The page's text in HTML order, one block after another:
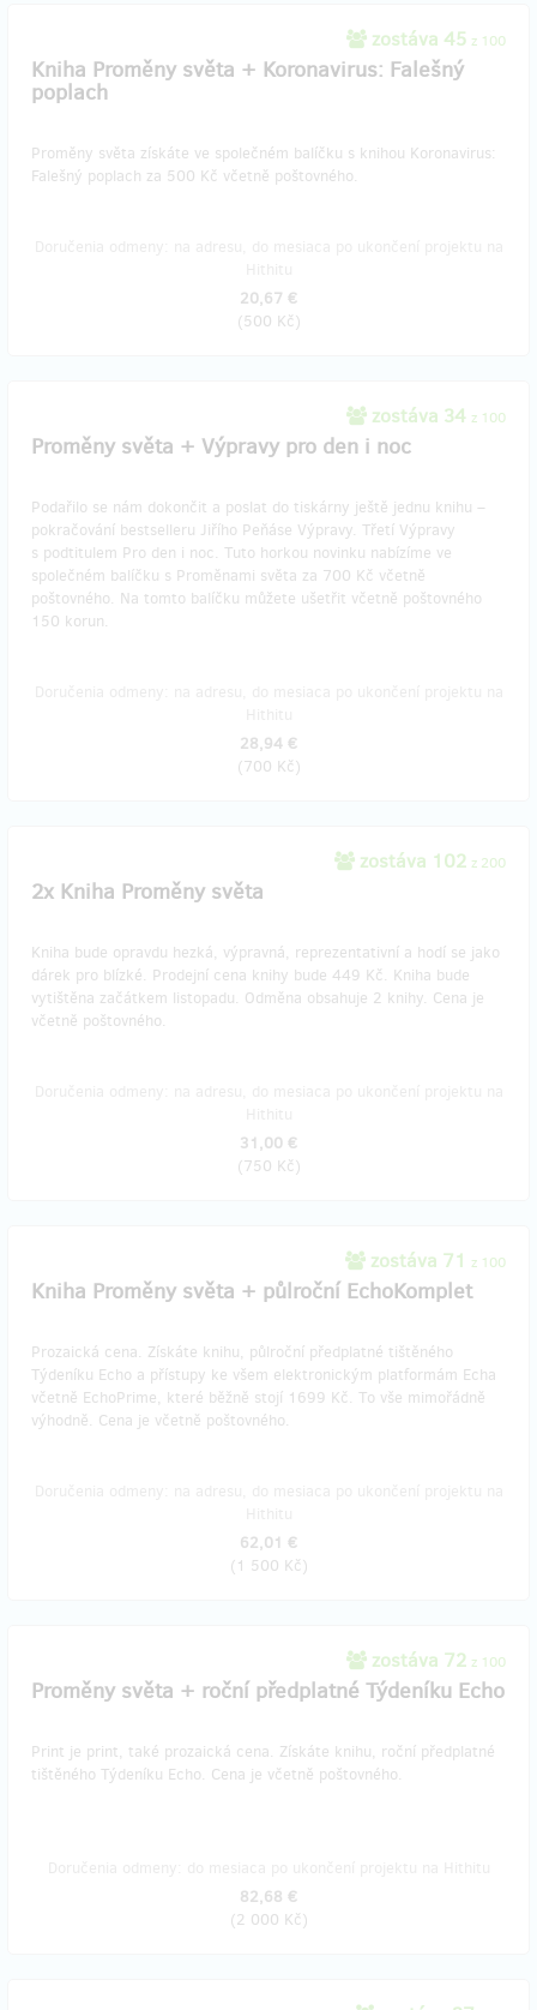
zostáva 45 z 100
Kniha Proměny světa + Koronavirus: Falešný
poplach
Proměny světa získáte ve společném balíčku s knihou Koronavirus:
Falešný poplach za 500 Kč včetně poštovného.
20,67 €
(500 Kč)
zostáva 34 z 100
Proměny světa + Výpravy pro den i noc
Podařilo se nám dokončit a poslat do tiskárny ještě jednu knihu –
pokračování bestselleru Jiřího Peňáse Výpravy. Třetí Výpravy
s podtitulem Pro den i noc. Tuto horkou novinku nabízíme ve
společném balíčku s Proměnami světa za 700 Kč včetně
poštovného. Na tomto balíčku můžete ušetřit včetně poštovného
150 korun.
28,94 €
(700 Kč)
zostáva 102 z 200
2x Kniha Proměny světa
Kniha bude opravdu hezká, výpravná, reprezentativní a hodí se jako
dárek pro blízké. Prodejní cena knihy bude 449 Kč. Kniha bude
vytištěna začátkem listopadu. Odměna obsahuje 2 knihy. Cena je
včetně poštovného.
31,00 €
(750 Kč)
zostáva 71 z 100
Kniha Proměny světa + půlroční EchoKomplet
Prozaická cena. Získáte knihu, půlroční předplatné tištěného
Týdeníku Echo a přístupy ke všem elektronickým platformám Echa
včetně EchoPrime, které běžně stojí 1699 Kč. To vše mimořádně
výhodně. Cena je včetně poštovného.
62,01 €
(1 500 Kč)
zostáva 72 z 100
Proměny světa + roční předplatné Týdeníku Echo
Print je print, také prozaická cena. Získáte knihu, roční předplatné
tištěného Týdeníku Echo. Cena je včetně poštovného.
82,68 €
(2 000 Kč)